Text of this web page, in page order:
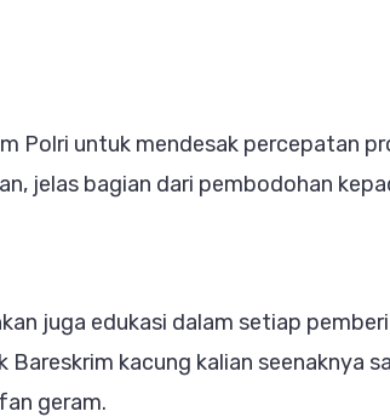
Polri untuk mendesak percepatan
jelas bagian dari pembodohan
juga edukasi dalam setiap
Bareskrim kacung kalian seenaknya
geram.